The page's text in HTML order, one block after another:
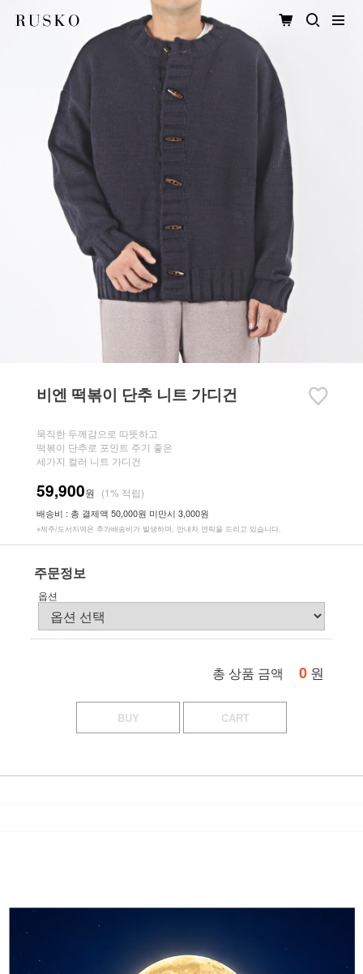
비엔 떡볶이 단추 니트 가디건
묵직한 두께감으로 따뜻하고
떡볶이 단추로 포인트 주기 좋은
세가지 컬러 니트 가디건
59,900원 (1% 적립)
배송비 : 총 결제액 50,000원 미만시 3,000원
※제주/도서지역은 추가배송비가 발생하며, 안내차 연락을 드리고 있습니다.
주문정보
옵션
총 상품 금액 0 원
BUY CART